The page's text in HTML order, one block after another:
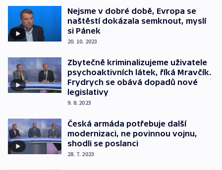
Nejsme v dobré době, Evropa se
naštěstí dokázala semknout, myslí
si Pánek
20. 10. 2023
Zbytečně kriminalizujeme uživatele
psychoaktivních látek, říká Mravčík.
Frydrych se obává dopadů nové
legislativy
9. 8. 2023
Česká armáda potřebuje další
modernizaci, ne povinnou vojnu,
shodli se poslanci
28. 7. 2023